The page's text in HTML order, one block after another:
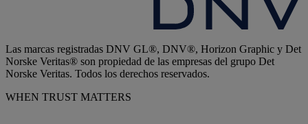
Las marcas registradas DNV GL®, DNV®, Horizon Graphic y Det
Norske Veritas® son propiedad de las empresas del grupo Det
Norske Veritas. Todos los derechos reservados.
WHEN TRUST MATTERS